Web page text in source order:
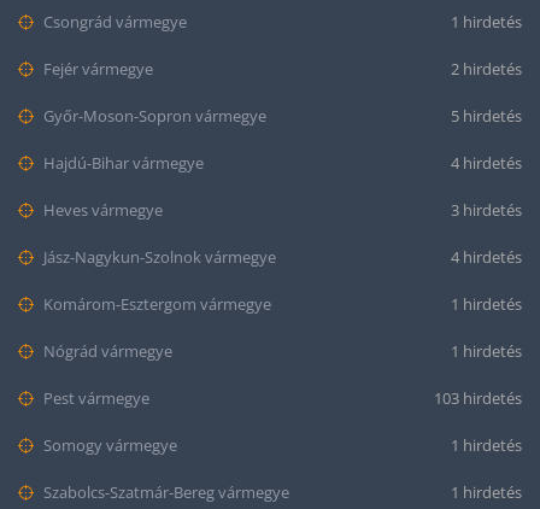
Csongrád vármegye 1 hirdetés
Fejér vármegye 2 hirdetés
Győr-Moson-Sopron vármegye 5 hirdetés
Hajdú-Bihar vármegye 4 hirdetés
Heves vármegye 3 hirdetés
Jász-Nagykun-Szolnok vármegye 4 hirdetés
Komárom-Esztergom vármegye 1 hirdetés
Nógrád vármegye 1 hirdetés
Pest vármegye 103 hirdetés
Somogy vármegye 1 hirdetés
Szabolcs-Szatmár-Bereg vármegye 1 hirdetés